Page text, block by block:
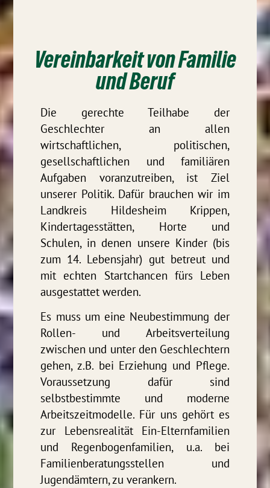
Vereinbarkeit von Familie
und Beruf
Die gerechte Teilhabe der
Geschlechter an allen
wirtschaftlichen, politischen,
gesellschaftlichen und familiären
Aufgaben voranzutreiben, ist Ziel
unserer Politik. Dafür brauchen wir im
Landkreis Hildesheim Krippen,
Kindertagesstätten, Horte und
Schulen, in denen unsere Kinder (bis
zum 14. Lebensjahr) gut betreut und
mit echten Startchancen fürs Leben
ausgestattet werden.
Es muss um eine Neubestimmung der
Rollen- und Arbeitsverteilung
zwischen und unter den Geschlechtern
gehen, z.B. bei Erziehung und Pflege.
Voraussetzung dafür sind
selbstbestimmte und moderne
Arbeitszeitmodelle. Für uns gehört es
zur Lebensrealität Ein-Elternfamilien
und Regenbogenfamilien, u.a. bei
Familienberatungsstellen und
Jugendämtern, zu verankern.